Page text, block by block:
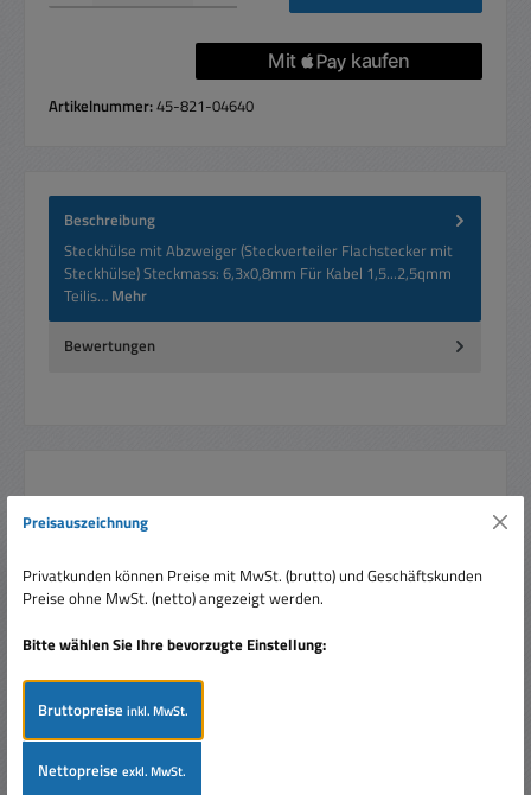
Artikelnummer:45-821-04640
Beschreibung
Steckhülse mit Abzweiger (Steckverteiler Flachstecker mit
Steckhülse) Steckmass: 6,3x0,8mm Für Kabel 1,5...2,5qmm
Teilis… Mehr
Bewertungen
Preisauszeichnung
Privatkunden können Preise mit MwSt. (brutto) und Geschäftskunden
Preise ohne MwSt. (netto) angezeigt werden.
Bitte wählen Sie Ihre bevorzugte Einstellung:
Bruttopreiseinkl. MwSt.
Nettopreiseexkl. MwSt.